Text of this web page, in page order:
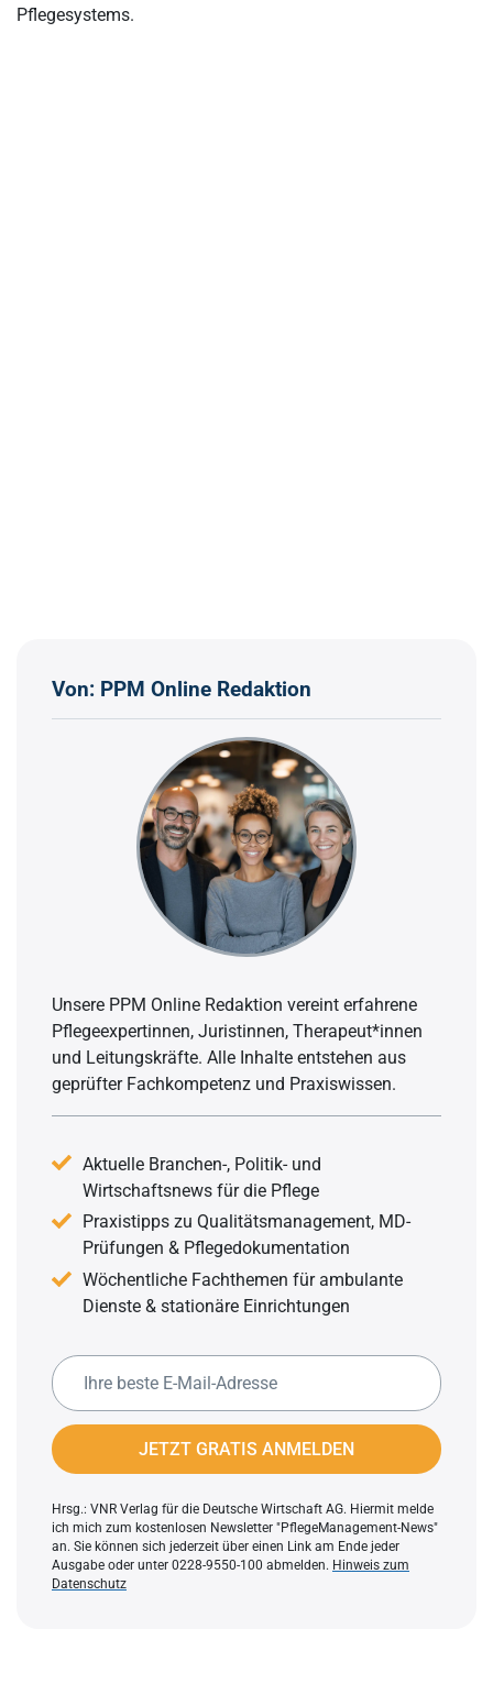
Pflegesystems.
Von: PPM Online Redaktion
Unsere PPM Online Redaktion vereint erfahrene
Pflegeexpertinnen, Juristinnen, Therapeut*innen
und Leitungskräfte. Alle Inhalte entstehen aus
geprüfter Fachkompetenz und Praxiswissen.
Aktuelle Branchen-, Politik- und
Wirtschaftsnews für die Pflege
Praxistipps zu Qualitätsmanagement, MD-
Prüfungen & Pflegedokumentation
Wöchentliche Fachthemen für ambulante
Dienste & stationäre Einrichtungen
JETZT GRATIS ANMELDEN
Hrsg.: VNR Verlag für die Deutsche Wirtschaft AG. Hiermit melde
ich mich zum kostenlosen Newsletter "PflegeManagement-News"
an. Sie können sich jederzeit über einen Link am Ende jeder
Ausgabe oder unter 0228-9550-100 abmelden. Hinweis zum
Datenschutz